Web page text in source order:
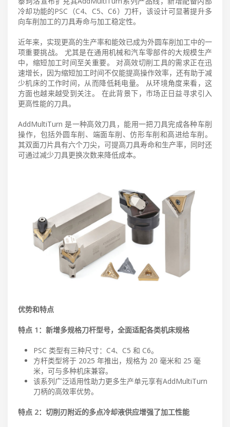
冷却功能的PSC（C4、C5、C6）刀杆，该设计可显著提升多
向车削加工的刀具寿命与加工稳定性。
近年来，实现更高的生产率和能效已成为外圆车削加工中的一
项重要挑战。 尤其是在通用机械和汽车零部件的大规模生产
中，缩短加工时间至关重要。 对高效切削工具的需求正在迅
速增长，因为缩短加工时间不仅能提高操作效率，还有助于减
少机床的工作时间，从而降低耗电量。 从环境角度来看，这
方面也越来越受到关注。 在此背景下，市场正日益寻求引入
更高性能的刀具。
AddMultiTurn 是一种高效刀具，能用一把刀具完成各种车削
操作，包括外圆车削、端面车削、仿形车削和高进给车削。
其双面刀片具有六个刀尖，可提高刀具寿命和生产率，同时还
可通过减少刀具更换次数来降低成本。
优势和特点
特点 1：新增多规格刀杆型号，全面适配各类机床规格​
PSC 类型有三种尺寸：C4、C5 和 C6。
方杆类型将于 2025 年推出，规格为 20 毫米和 25 毫
米，可与多种机床兼容。
该系列广泛适用性助力更多生产单元享有AddMultiTurn
刀柄的高效率优势。​
特点 2：切削刃附近的多点冷却液供应增强了加工性能